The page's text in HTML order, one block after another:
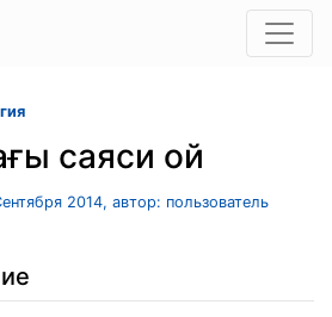
саяси ой
2014, автор: пользователь